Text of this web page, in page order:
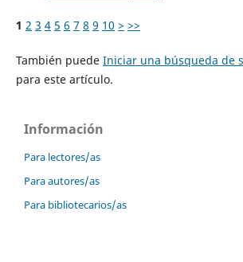
1 2 3 4 5 6 7 8 9 10 > >>
También puede Iniciar una búsqueda de
para este artículo.
Información
Para lectores/as
Para autores/as
Para bibliotecarios/as